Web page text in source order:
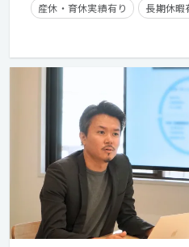
産休・育休実績有り
長期休暇